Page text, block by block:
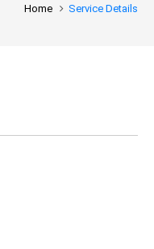
Home Service Details